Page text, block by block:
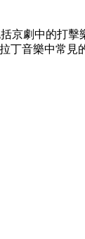
京劇中的打擊
丁音樂中常見